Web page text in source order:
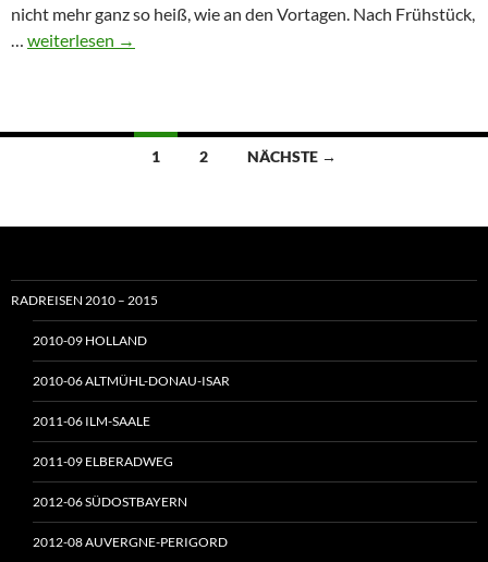
nicht mehr ganz so heiß, wie an den Vortagen. Nach Frühstück,
… 8.
am
Burkheim
weiterlesen →
Beitragsnavigation
1 2 NÄCHSTE →
RADREISEN 2010 – 2015
2010-09 HOLLAND
2010-06 ALTMÜHL-DONAU-ISAR
2011-06 ILM-SAALE
2011-09 ELBERADWEG
2012-06 SÜDOSTBAYERN
2012-08 AUVERGNE-PERIGORD